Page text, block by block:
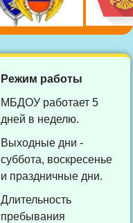
Режим работы
МБДОУ работает 5
дней в неделю.
Выходные дни -
суббота, воскресенье
и праздничные дни.
Длительность
пребывания